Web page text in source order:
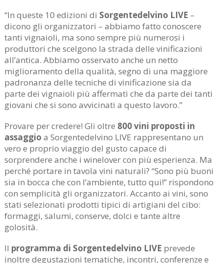
“In queste 10 edizioni di Sorgentedelvino LIVE –
dicono gli organizzatori – abbiamo fatto conoscere
tanti vignaioli, ma sono sempre più numerosi i
produttori che scelgono la strada delle vinificazioni
all’antica. Abbiamo osservato anche un netto
miglioramento della qualità, segno di una maggiore
padronanza delle tecniche di vinificazione sia da
parte dei vignaioli più affermati che da parte dei tanti
giovani che si sono avvicinati a questo lavoro.”
Provare per credere! Gli oltre 800 vini proposti in
assaggio a Sorgentedelvino LIVE rappresentano un
vero e proprio viaggio del gusto capace di
sorprendere anche i winelover con più esperienza. Ma
perché portare in tavola vini naturali? “Sono più buoni
sia in bocca che con l’ambiente, tutto qui!” rispondono
con semplicità gli organizzatori. Accanto ai vini, sono
stati selezionati prodotti tipici di artigiani del cibo:
formaggi, salumi, conserve, dolci e tante altre
golosità.
Il programma di Sorgentedelvino LIVE prevede
inoltre degustazioni tematiche, incontri, conferenze e